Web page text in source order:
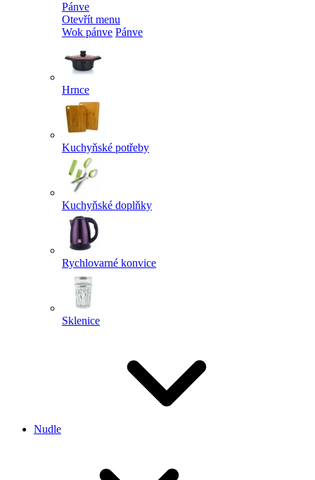
Pánve
Otevřít menu
Wok pánve Pánve
Hrnce
Kuchyňské potřeby
Kuchyňské doplňky
Rychlovarné konvice
Sklenice
Nudle